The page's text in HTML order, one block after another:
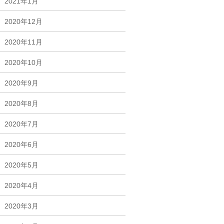
2020年12月
2020年11月
2020年10月
2020年9月
2020年8月
2020年7月
2020年6月
2020年5月
2020年4月
2020年3月